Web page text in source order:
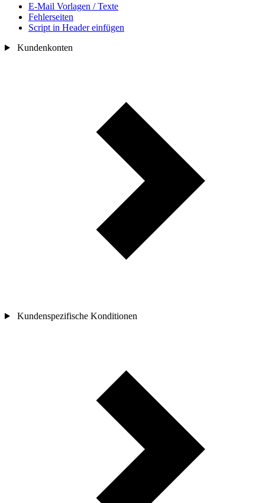
E-Mail Vorlagen / Texte
Fehlerseiten
Script in Header einfügen
Kundenkonten
Kundenspezifische Konditionen